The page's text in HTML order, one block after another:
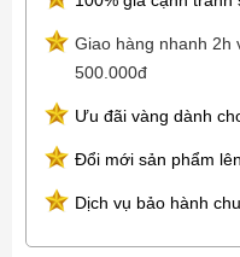
Giao hàng nhanh 2h
500.000đ
Ưu đãi vàng dành
Đổi mới sản phẩm
Dịch vụ bảo hành